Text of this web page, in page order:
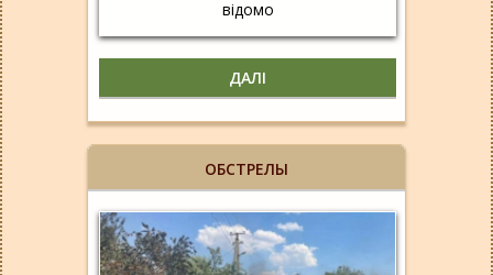
відомо
ДАЛІ
ОБСТРЕЛЫ